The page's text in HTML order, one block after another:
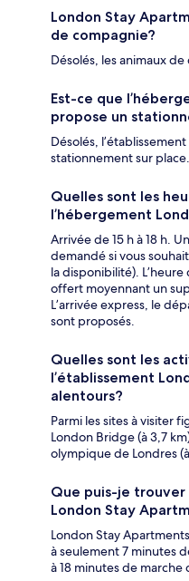
London Stay
de compagnie?
Désolés, les animaux
Est-ce que
propose un
Désolés,
stationnement sur place.
Quelles sont les
l’hébergement
Arrivée de 15 h à 18 h.
demandé si vous
la disponibilité).
offert moyennant un
L’arrivée express, le
sont proposés.
Quelles sont les
l’établissement
alentours?
Parmi les sites à visiter
London Bridge (à 3,7
olympique de Londres (à
Que puis-je
London Stay
London Stay
à seulement 7 minutes
à 18 minutes de marche